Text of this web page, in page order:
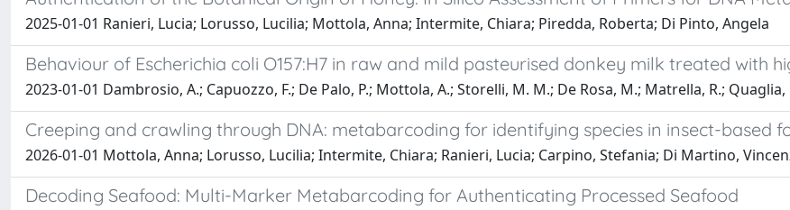
2025-01-01 Ranieri, Lucia; Lorusso, Lucilia; Mottola, Anna; Intermite, Chiara; Piredda, Roberta; Di Pinto, Angela
Behaviour of Escherichia coli O157:H7 in raw and mild pasteurised donkey milk treated with
2023-01-01 Dambrosio, A.; Capuozzo, F.; De Palo, P.; Mottola, A.; Storelli, M. M.; De Rosa, M.; Matrella, R.; Quaglia,
Creeping and crawling through DNA: metabarcoding for identifying species in insect-based
2026-01-01 Mottola, Anna; Lorusso, Lucilia; Intermite, Chiara; Ranieri, Lucia; Carpino, Stefania; Di Martino,
Decoding Seafood: Multi-Marker Metabarcoding for Authenticating Processed Seafood